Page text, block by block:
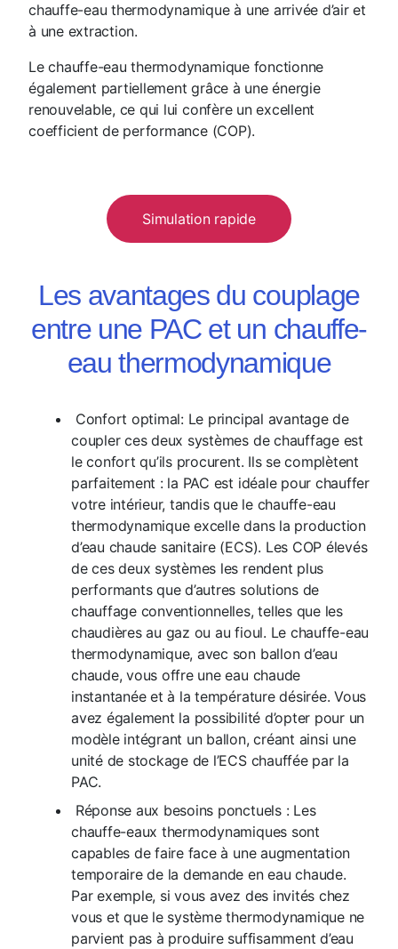
chauffe-eau thermodynamique à une arrivée d’air et
à une extraction.
Le chauffe-eau thermodynamique fonctionne
également partiellement grâce à une énergie
renouvelable, ce qui lui confère un excellent
coefficient de performance (COP).
Simulation rapide
Les avantages du couplage
entre une PAC et un chauffe-
eau thermodynamique
Confort optimal: Le principal avantage de
coupler ces deux systèmes de chauffage est
le confort qu’ils procurent. Ils se complètent
parfaitement : la PAC est idéale pour chauffer
votre intérieur, tandis que le chauffe-eau
thermodynamique excelle dans la production
d’eau chaude sanitaire (ECS). Les COP élevés
de ces deux systèmes les rendent plus
performants que d’autres solutions de
chauffage conventionnelles, telles que les
chaudières au gaz ou au fioul. Le chauffe-eau
thermodynamique, avec son ballon d’eau
chaude, vous offre une eau chaude
instantanée et à la température désirée. Vous
avez également la possibilité d’opter pour un
modèle intégrant un ballon, créant ainsi une
unité de stockage de l’ECS chauffée par la
PAC.
Réponse aux besoins ponctuels : Les
chauffe-eaux thermodynamiques sont
capables de faire face à une augmentation
temporaire de la demande en eau chaude.
Par exemple, si vous avez des invités chez
vous et que le système thermodynamique ne
parvient pas à produire suffisamment d’eau